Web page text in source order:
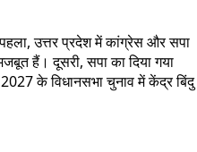
उत्तर प्रदेश में कांग्रेस और सपा
हैं। दूसरी, सपा का दिया गया
के विधानसभा चुनाव में केंद्र बिंदु